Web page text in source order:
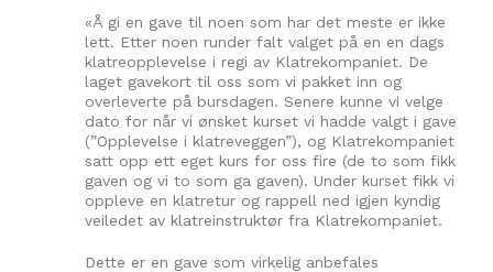
«Å gi en gave til noen som har det meste er ikke
lett. Etter noen runder falt valget på en en dags
klatreopplevelse i regi av Klatrekompaniet. De
laget gavekort til oss som vi pakket inn og
overleverte på bursdagen. Senere kunne vi velge
dato for når vi ønsket kurset vi hadde valgt i gave
(”Opplevelse i klatreveggen”), og Klatrekompaniet
satt opp ett eget kurs for oss fire (de to som fikk
gaven og vi to som ga gaven). Under kurset fikk vi
oppleve en klatretur og rappell ned igjen kyndig
veiledet av klatreinstruktør fra Klatrekompaniet.
Dette er en gave som virkelig anbefales